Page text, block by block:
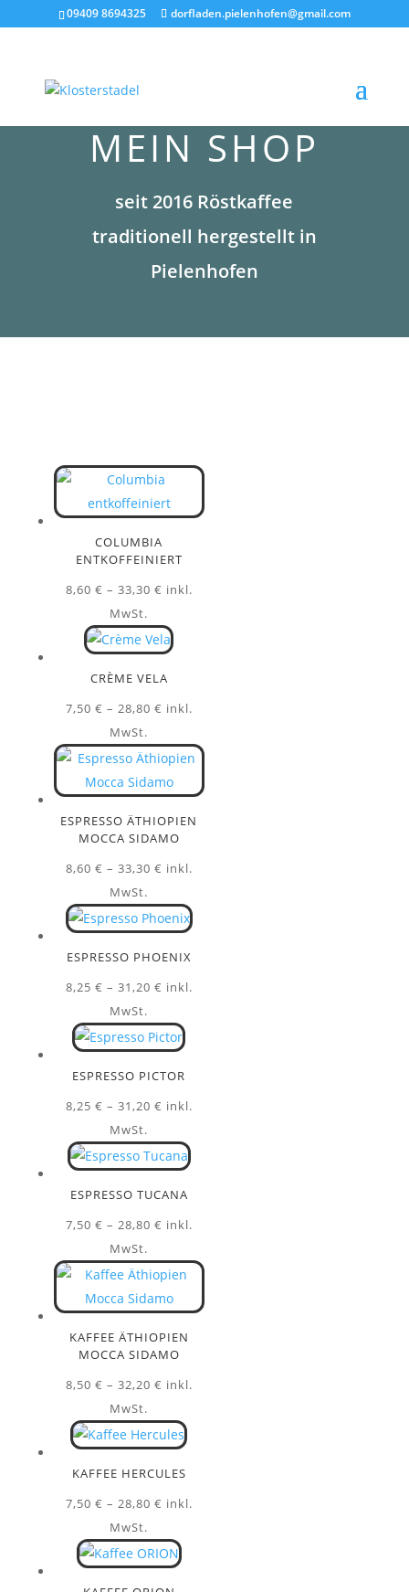
09409 8694325 dorfladen.pielenhofen@gmail.com
MEIN SHOP
seit 2016 Röstkaffee
traditionell hergestellt in
Pielenhofen
COLUMBIA
ENTKOFFEINIERT
8,60 € – 33,30 € Preisspanne:
bis
33,30 €
inkl.
MwSt.
CRÈME VELA
7,50 € – 28,80 € Preisspanne:
bis
28,80 €
inkl.
MwSt.
ESPRESSO ÄTHIOPIEN
MOCCA SIDAMO
8,60 € – 33,30 € Preisspanne:
bis
33,30 €
inkl.
MwSt.
ESPRESSO PHOENIX
8,25 € – 31,20 € Preisspanne:
bis
31,20 €
inkl.
MwSt.
ESPRESSO PICTOR
8,25 € – 31,20 € Preisspanne:
bis
31,20 €
inkl.
MwSt.
ESPRESSO TUCANA
7,50 € – 28,80 € Preisspanne:
bis
28,80 €
inkl.
MwSt.
KAFFEE ÄTHIOPIEN
MOCCA SIDAMO
8,50 € – 32,20 € Preisspanne:
bis
32,20 €
inkl.
MwSt.
KAFFEE HERCULES
7,50 € – 28,80 € Preisspanne:
bis
28,80 €
inkl.
MwSt.